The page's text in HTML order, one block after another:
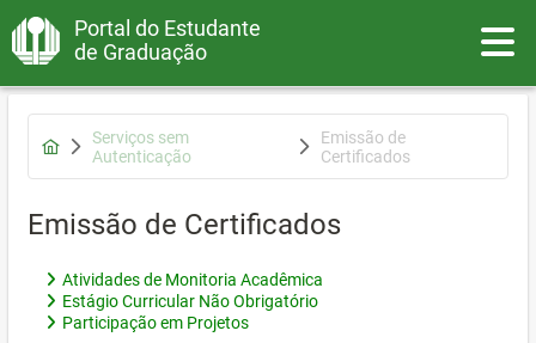
Portal do Estudante
de Graduação
Serviços sem
Autenticação
Emissão de
Certificados
Emissão de Certificados
Atividades de Monitoria Acadêmica
Estágio Curricular Não Obrigatório
Participação em Projetos